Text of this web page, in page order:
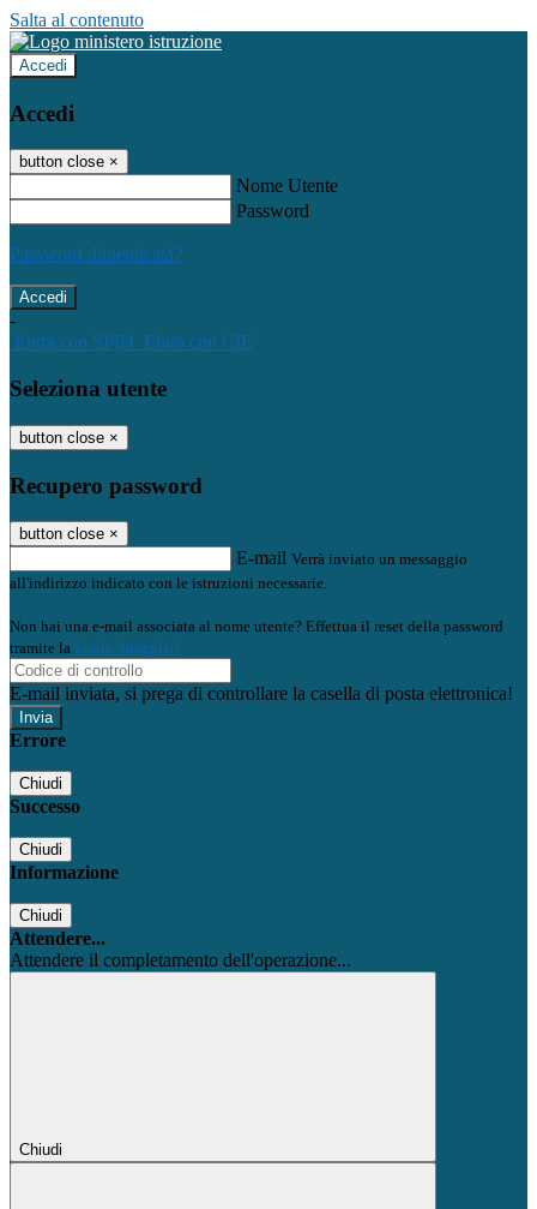
Salta al contenuto
Accedi
Accedi
button close ×
Nome Utente
Password
Password dimenticata?
-
Entra con SPID Entra con CIE
Seleziona utente
button close ×
Recupero password
button close ×
E-mail Verrà inviato un messaggio
all'indirizzo indicato con le istruzioni necessarie.
Non hai una e-mail associata al nome utente? Effettua il reset della password
tramite la Login Spaggiari
E-mail inviata, si prega di controllare la casella di posta elettronica!
Errore
Chiudi
Successo
Chiudi
Informazione
Chiudi
Attendere...
Attendere il completamento dell'operazione...
Chiudi